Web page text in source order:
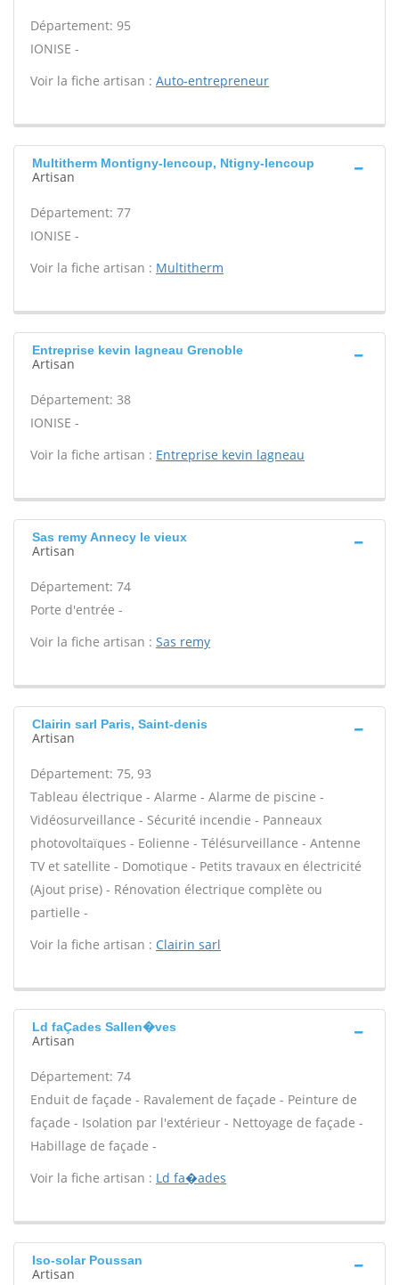
Département: 95
IONISE -
Voir la fiche artisan : Auto-entrepreneur
Multitherm Montigny-lencoup, Ntigny-lencoup
Artisan
Département: 77
IONISE -
Voir la fiche artisan : Multitherm
Entreprise kevin lagneau Grenoble
Artisan
Département: 38
IONISE -
Voir la fiche artisan : Entreprise kevin lagneau
Sas remy Annecy le vieux
Artisan
Département: 74
Porte d'entrée -
Voir la fiche artisan : Sas remy
Clairin sarl Paris, Saint-denis
Artisan
Département: 75, 93
Tableau électrique - Alarme - Alarme de piscine -
Vidéosurveillance - Sécurité incendie - Panneaux
photovoltaïques - Eolienne - Télésurveillance - Antenne
TV et satellite - Domotique - Petits travaux en électricité
(Ajout prise) - Rénovation électrique complète ou
partielle -
Voir la fiche artisan : Clairin sarl
Ld faÇades Sallen�ves
Artisan
Département: 74
Enduit de façade - Ravalement de façade - Peinture de
façade - Isolation par l'extérieur - Nettoyage de façade -
Habillage de façade -
Voir la fiche artisan : Ld fa�ades
Iso-solar Poussan
Artisan